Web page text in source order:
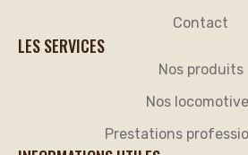
Contact
LES SERVICES
Nos produits
Nos
Prestations